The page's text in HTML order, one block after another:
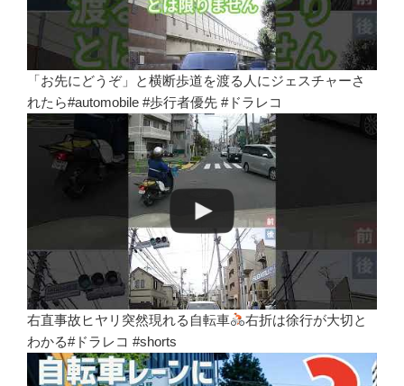
「お先にどうぞ」と横断歩道を渡る人にジェスチャーさ
れたら#automobile #歩行者優先 #ドラレコ
右直事故ヒヤリ突然現れる自転車
右折は徐行が大切と
わかる#ドラレコ #shorts